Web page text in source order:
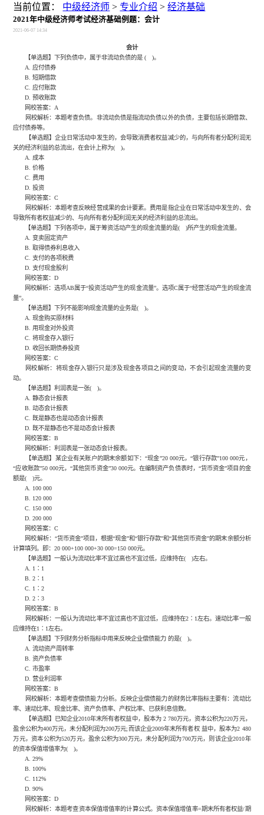
当前位置： 中级经济师 >专业介绍 >经济基础
2021年中级经济师考试经济基础例题：会计
2021-06-07 14:34
会计
【单选题】下列负债中，属于非流动负债的是 ( )。
A. 应付债券
B. 短期借款
C. 应付账款
D. 预收账款
网校答案：A
网校解析：本题考查负债。非流动负债是指流动负债以外的负债，主要包括长期借款、
应付债券等。
【单选题】企业日常活动中发生的，会导致消费者权益减少的，与向所有者分配利润无
关的经济利益的总流出，在会计上称为( )。
A. 成本
B. 价格
C. 费用
D. 投资
网校答案：C
网校解析：本题考查反映经营成果的会计要素。费用是指企业在日常活动中发生的、会
导致所有者权益减少的、与向所有者分配利润无关的经济利益的总流出。
【单选题】下列各项中，属于筹资活动产生的现金流量的是( )所产生的现金流量。
A. 变卖固定资产
B. 取得债券利息收入
C. 支付的各项税费
D. 支付现金股利
网校答案：D
网校解析：选项AB属于“投资活动产生的现金流量”。选项C属于“经营活动产生的现金流
量”。
【单选题】下列不能影响现金流量的业务是( )。
A. 现金购买原材料
B. 用现金对外投资
C. 将现金存入银行
D. 收回长期债券投资
网校答案：C
网校解析：将现金存入银行只是涉及现金各项目之间的变动，不会引起现金流量的变
动。
【单选题】利润表是一张( )。
A. 静态会计报表
B. 动态会计报表
C. 既是静态也是动态会计报表
D. 既不是静态也不是动态会计报表
网校答案：B
网校解析：利润表是一张动态会计报表。
【单选题】某企业有关账户的期末余额如下：“现金”20 000元，“银行存款”100 000元，
“应收账款”50 000元，“其他货币资金”30 000元。在编制资产负债表时，“货币资金”项目的金
额是( )元。
A. 100 000
B. 120 000
C. 150 000
D. 200 000
网校答案：C
网校解析：“货币资金”项目，根据“现金”和“银行存款”和“其他货币资金”的期末余额分析
计算填列。即：20 000+100 000+30 000=150 000元。
【单选题】一般认为流动比率不宜过高也不宜过低，应维持在( )左右。
A. 1∶1
B. 2∶1
C. 1∶2
D. 2∶3
网校答案：B
网校解析：一般认为流动比率不宜过高也不宜过低，应维持在2∶1左右。速动比率一般
应维持在1∶1左右。
【单选题】下列财务分析指标中用来反映企业偿债能力 的是( )。
A. 流动资产周转率
B. 资产负债率
C. 市盈率
D. 营业利润率
网校答案：B
网校解析：本题考查偿债能力分析。反映企业偿债能力的财务比率指标主要有：流动比
率、速动比率、现金比率、资产负债率、产权比率、已获利息倍数。
【单选题】已知企业2010年末所有者权益中，股本为 2 780万元，资本公积为220万元，
盈余公积为400万元，未分配利润为200万元;而该企业2009年末所有者权 益中，股本为2 480
万元，资本公积为520万元，盈余公积为300万元，未分配利润为700万元，则该企业2010年
的资本保值增值率为( )。
A. 29%
B. 100%
C. 112%
D. 90%
网校答案：D
网校解析：本题考查资本保值增值率的计算公式。资本保值增值率=期末所有者权益/期